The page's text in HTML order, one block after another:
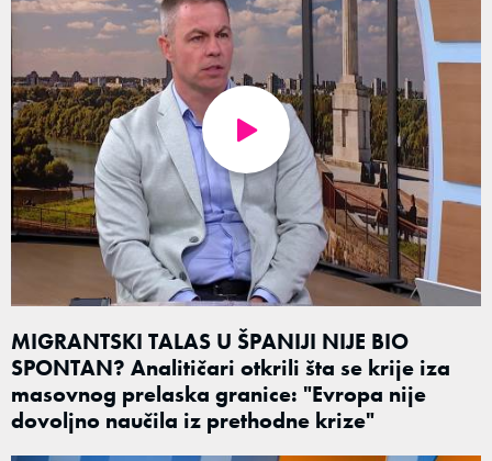
MIGRANTSKI TALAS U ŠPANIJI NIJE BIO
SPONTAN? Analitičari otkrili šta se krije iza
masovnog prelaska granice: "Evropa nije
dovoljno naučila iz prethodne krize"